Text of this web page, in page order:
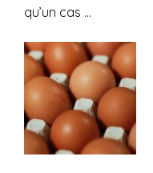
qu’un cas ...